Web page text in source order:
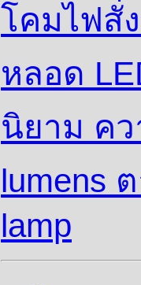
โคมไฟสั่
หลอด
นิยาม ค
lumens
lamp